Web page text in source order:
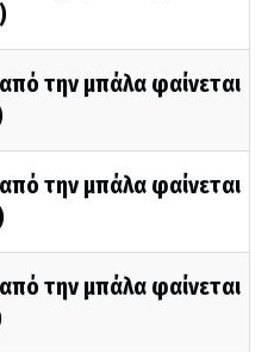
την μπάλα φαίνεται
την μπάλα φαίνεται
την μπάλα φαίνεται